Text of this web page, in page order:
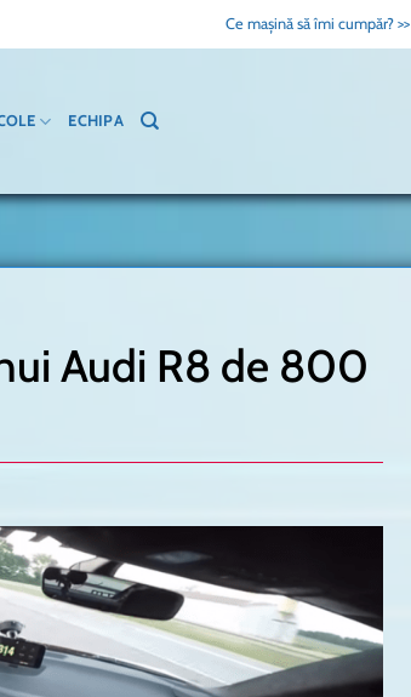
Ce mașină să îmi cumpăr? >>
ECHIPA
Audi R8 de 800